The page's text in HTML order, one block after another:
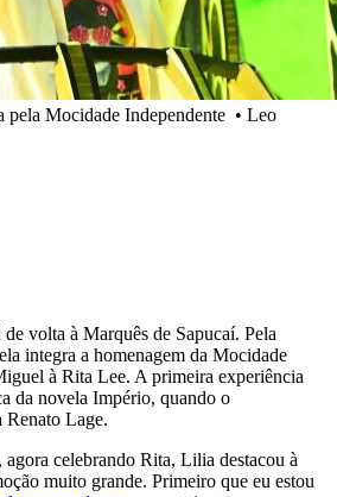
Mocidade Independente • Leo
de volta à Marquês de Sapucaí. Pela
integra a homenagem da Mocidade
à Rita Lee. A primeira experiência
da novela Império, quando o
Renato Lage.
agora celebrando Rita, Lilia destacou à
muito grande. Primeiro que eu estou